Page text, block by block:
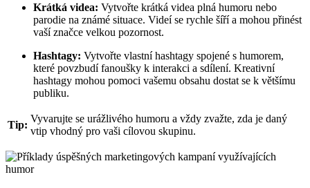
Krátká videa: Vytvořte krátká videa plná humoru nebo
parodie na známé situace. Videí se rychle šíří a mohou přinést
vaší značce velkou pozornost.
Hashtagy: Vytvořte vlastní hashtagy spojené s humorem,
které povzbudí fanoušky k interakci a sdílení. Kreativní
hashtagy mohou pomoci vašemu obsahu dostat se k většímu
publiku.
Tip:
Vyvarujte se urážlivého humoru a vždy zvažte, zda je daný
vtip vhodný pro vaši cílovou skupinu.